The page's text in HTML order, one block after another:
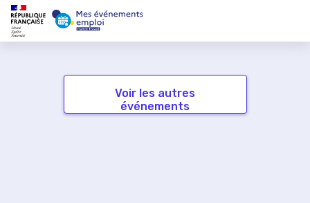
Voir les autres
événements